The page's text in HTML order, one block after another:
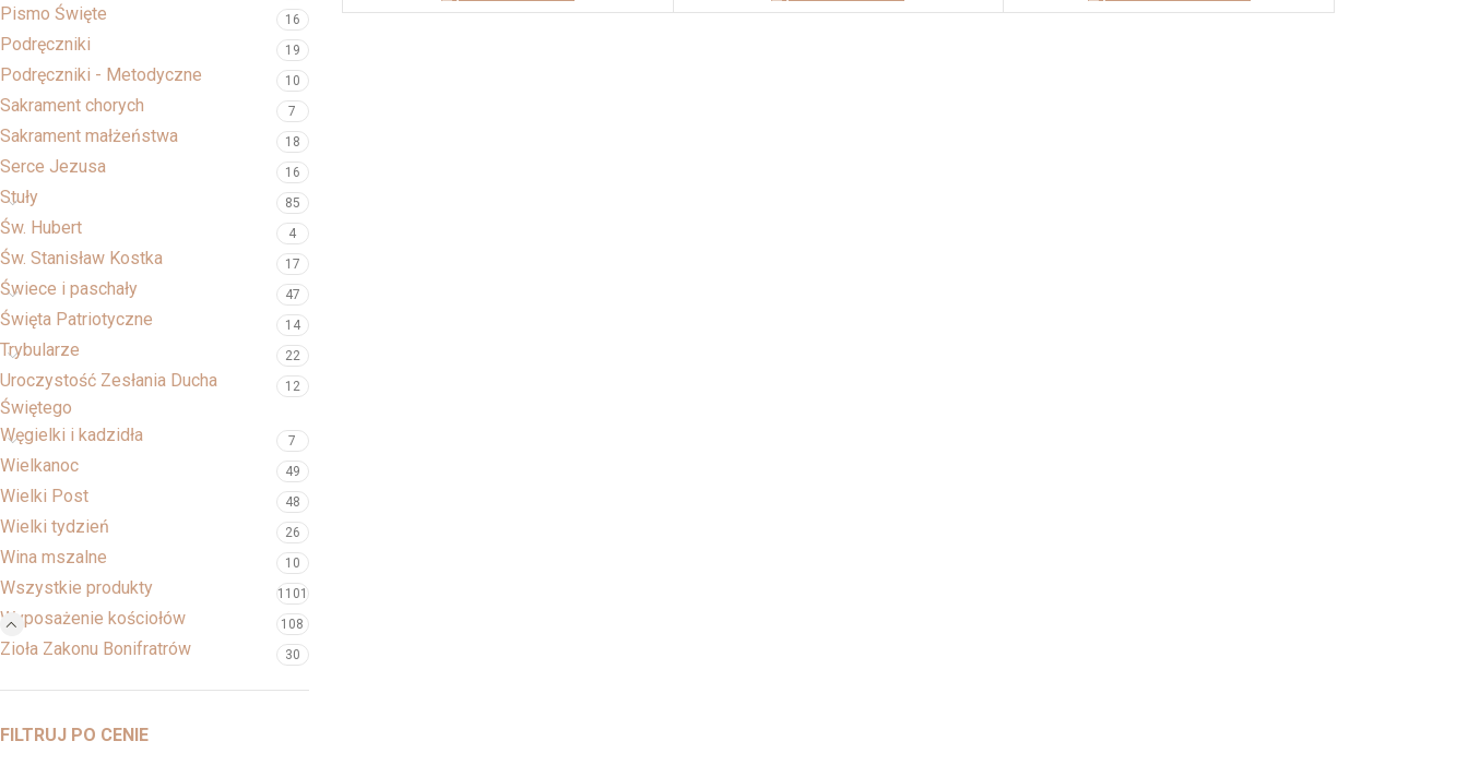
Pismo Święte 16
Podręczniki 19
Podręczniki - Metodyczne 10
Sakrament chorych 7
Sakrament małżeństwa 18
Serce Jezusa 16
Stuły 85
Św. Hubert 4
Św. Stanisław Kostka 17
Świece i paschały 47
Święta Patriotyczne 14
Trybularze 22
Uroczystość Zesłania Ducha
Świętego
12
Węgielki i kadzidła 7
Wielkanoc 49
Wielki Post 48
Wielki tydzień 26
Wina mszalne 10
Wszystkie produkty 1101
Wyposażenie kościołów 108
Zioła Zakonu Bonifratrów 30
FILTRUJ PO CENIE